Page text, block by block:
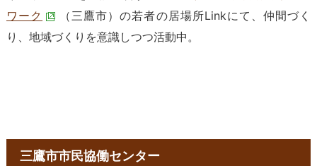
ワーク
（三鷹市）の若者の居場所Linkにて、仲間づく
り、地域づくりを意識しつつ活動中。
三鷹市市民協働センター